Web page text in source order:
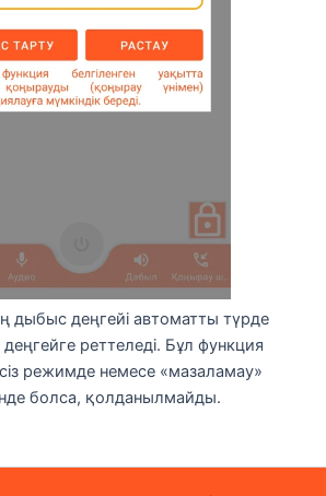
дыбыс деңгейі автоматты түрде
реттеледі. Бұл функция
режимде немесе «мазаламау»
болса, қолданылмайды.